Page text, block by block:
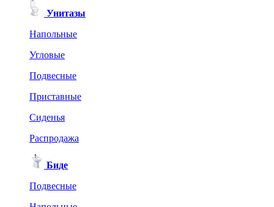
Унитазы
Напольные
Угловые
Подвесные
Приставные
Сиденья
Распродажа
Биде
Подвесные